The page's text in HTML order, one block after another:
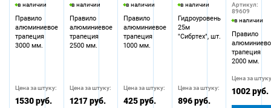
в наличии
Правило
алюминиевое
трапеция
3000 мм.
Цена за штуку:
1530 руб.
в наличии
Правило
алюминиевое
трапеция
2500 мм.
Цена за штуку:
1217 руб.
в наличии
Правило
алюминиевое
трапеция
1000 мм.
Цена за штуку:
425 руб.
в наличии
Гидроуровень
25м
"Сибртех", шт.
Цена за штуку:
896 руб.
Артикул:
89609
в наличии
Правило
трапеция
2000 мм.
Цена за
1002 руб.